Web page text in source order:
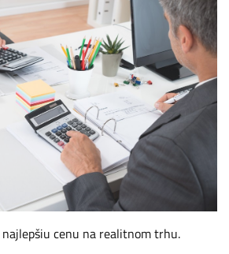
cenu na realitnom trhu.